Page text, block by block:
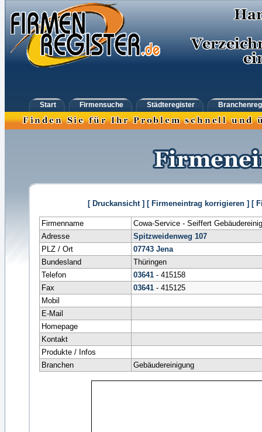
Start Firmensuche Städteregister
[ Druckansicht ] [ Firmeneintrag korrigieren ] [
Firmenname
Cowa-Service - Seiffert
Adresse
Spitzweidenweg 107
PLZ / Ort
07743 Jena
Bundesland
Thüringen
Telefon
03641- 415158
Fax
03641- 415125
Mobil
E-Mail
Homepage
Kontakt
Produkte / Infos
Branchen
Gebäudereinigung